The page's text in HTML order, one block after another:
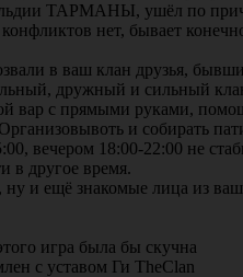
ТАРМАНЫ, ушёл по
нет, бывает
в ваш клан друзья,
дружный и сильный
вар с прямыми руками,
и собирать
вечером 18:00-22:00 не
в другое время.
ну и ещё знакомые лица из
игра была бы скучна
с уставом Ги TheClan